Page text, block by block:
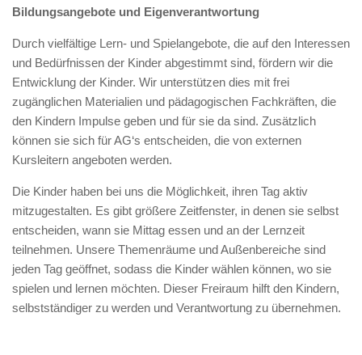
Bildungsangebote und Eigenverantwortung
Durch vielfältige Lern- und Spielangebote, die auf den Interessen
und Bedürfnissen der Kinder abgestimmt sind, fördern wir die
Entwicklung der Kinder. Wir unterstützen dies mit frei
zugänglichen Materialien und pädagogischen Fachkräften, die
den Kindern Impulse geben und für sie da sind. Zusätzlich
können sie sich für AG‘s entscheiden, die von externen
Kursleitern angeboten werden.
Die Kinder haben bei uns die Möglichkeit, ihren Tag aktiv
mitzugestalten. Es gibt größere Zeitfenster, in denen sie selbst
entscheiden, wann sie Mittag essen und an der Lernzeit
teilnehmen. Unsere Themenräume und Außenbereiche sind
jeden Tag geöffnet, sodass die Kinder wählen können, wo sie
spielen und lernen möchten. Dieser Freiraum hilft den Kindern,
selbstständiger zu werden und Verantwortung zu übernehmen.